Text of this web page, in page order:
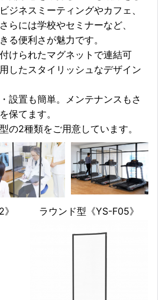
ジネスミーティングやカフェ、
らには学校やセミナーなど、
る便利さが魅力です。
けられたマグネットで連結可
したスタイリッシュなデザイン
設置も簡単。メンテナンスもさ
保てます。
の2種類をご用意しています。
ラウンド型《YS-F05》